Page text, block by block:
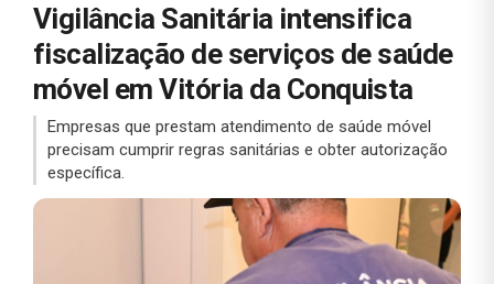
Vigilância Sanitária intensifica
fiscalização de serviços de saúde
móvel em Vitória da Conquista
Empresas que prestam atendimento de saúde móvel
precisam cumprir regras sanitárias e obter autorização
específica.